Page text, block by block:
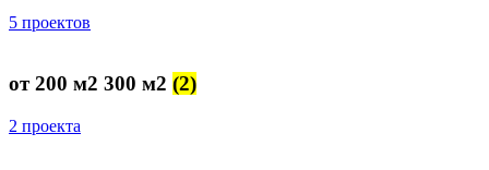
5 проектов
от 200 м2 300 м2 (2)
2 проекта